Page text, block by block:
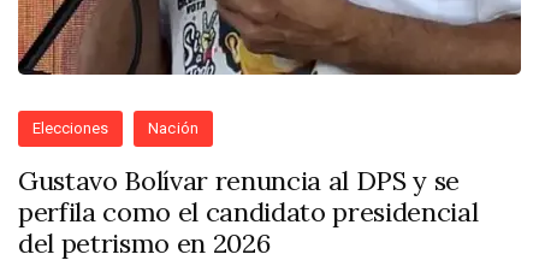
Elecciones Nación
Gustavo Bolívar renuncia al DPS y se
perfila como el candidato presidencial
del petrismo en 2026